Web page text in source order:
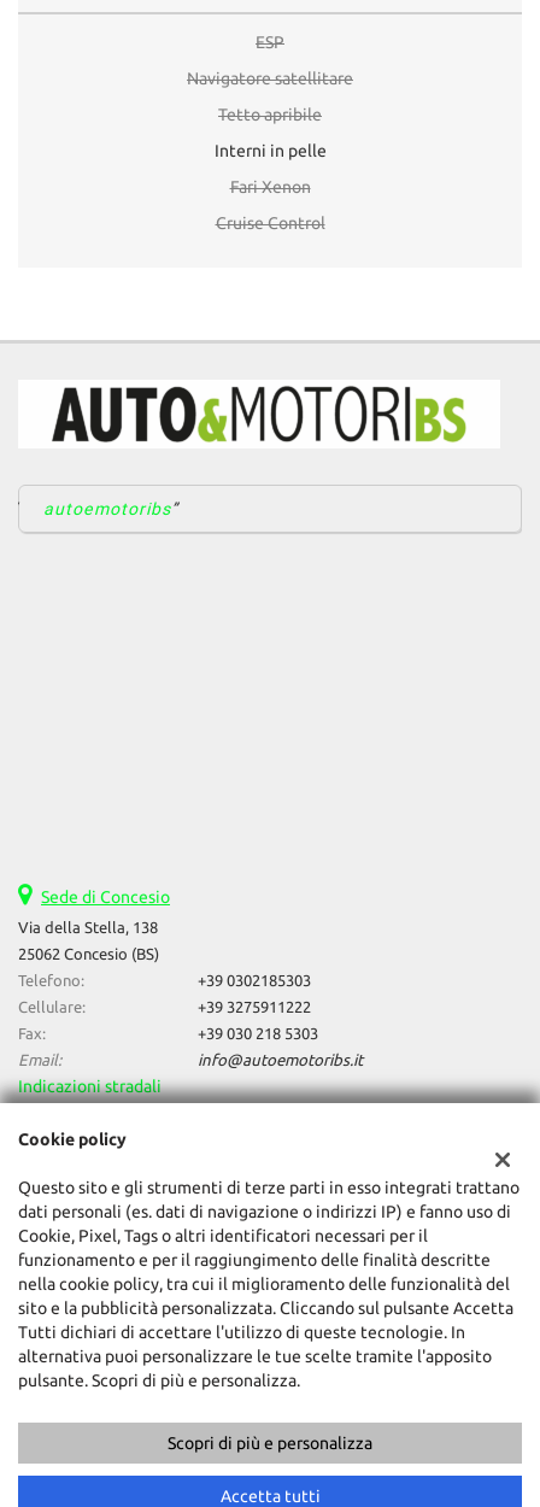
ESP
Navigatore satellitare
Tetto apribile
Interni in pelle
Fari Xenon
Cruise Control
autoemotoribs
Sede di Concesio
Via della Stella, 138
25062 Concesio (BS)
Telefono:
+39 0302185303
Cellulare:
+39 3275911222
Fax:
+39 030 218 5303
Email:
info@autoemotoribs.it
Indicazioni stradali
Auto & Motori Di Daniele Bagozzi
Via della Stella, 138, Concesio (BS)
C.F/P.IVA:
03856060987
Registro delle imprese:BS
Copyright © 2026 GestionaleAuto.com S.r.l., Tutti i diritti riservati -
Leggi l'informativa sulla privacy-Cookie Policy
Cookie policy
Questo sito e gli strumenti di terze parti in esso integrati trattano
dati personali (es. dati di navigazione o indirizzi IP) e fanno uso di
Cookie, Pixel, Tags o altri identificatori necessari per il
funzionamento e per il raggiungimento delle finalità descritte
nella cookie policy, tra cui il miglioramento delle funzionalità del
sito e la pubblicità personalizzata. Cliccando sul pulsante Accetta
Tutti dichiari di accettare l'utilizzo di queste tecnologie. In
alternativa puoi personalizzare le tue scelte tramite l'apposito
pulsante. Scopri di più e personalizza.
Scopri di più e personalizza
Accetta tutti